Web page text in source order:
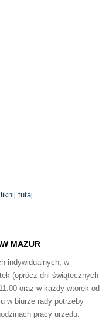
tutaj
MAZUR
indywidualnych, w
(oprócz dni świątecznych
oraz w każdy wtorek od
w biurze rady potrzeby
pracy urzędu.